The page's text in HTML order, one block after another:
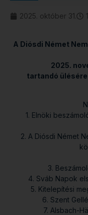
2025. október 31.
A Diósdi Német
2025.
tartandó
1. Elnöki
2. A Diósdi Német
3.
4. Sváb Napok
5. Kitelepítési
6. Szent
7. Alsbach-